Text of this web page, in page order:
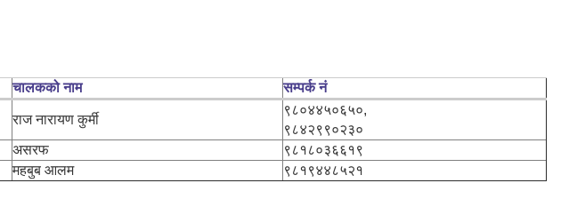
चालकको नाम सम्पर्क नं
राज नारायण कुर्मी
९८०४४५०६५०,
९८४२९९०२३०
असरफ
९८१८०३६६१९
महबुब आलम ९८१९४४८५२१